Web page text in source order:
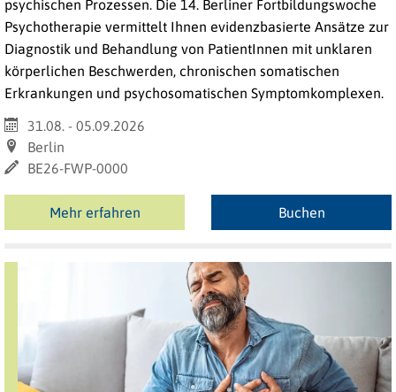
psychischen Prozessen. Die 14. Berliner Fortbildungswoche
Psychotherapie vermittelt Ihnen evidenzbasierte Ansätze zur
Diagnostik und Behandlung von PatientInnen mit unklaren
körperlichen Beschwerden, chronischen somatischen
Erkrankungen und psychosomatischen Symptomkomplexen.
31.08. - 05.09.2026
Berlin
BE26-FWP-0000
Mehr erfahren Buchen